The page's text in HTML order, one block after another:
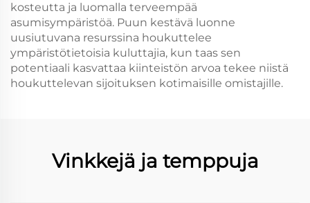
kosteutta ja luomalla terveempää
asumisympäristöä. Puun kestävä luonne
uusiutuvana resurssina houkuttelee
ympäristötietoisia kuluttajia, kun taas sen
potentiaali kasvattaa kiinteistön arvoa tekee niistä
houkuttelevan sijoituksen kotimaisille omistajille.
Vinkkejä ja temppuja